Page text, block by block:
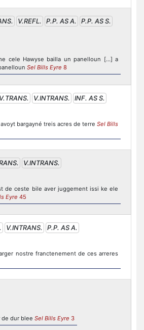
V.REFL. P.P. AS A.
P.P. AS S.
cele Hawyse bailla un panelloun [...] a
Sel Bills Eyre 8
V.TRANS. V.INTRANS.
INF. AS S.
bargayné treis acres de terre Sel Bills
V.INTRANS.
de ceste bile aver juggement issi ke ele
Eyre 45
V.INTRANS.
P.P. AS A.
nostre franctenement de ces arreres
dur blee Sel Bills Eyre 3